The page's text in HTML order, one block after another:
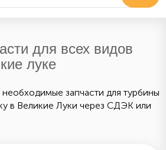
для всех видов
луке
запчасти для турбины
в Великие Луки через СДЭК или